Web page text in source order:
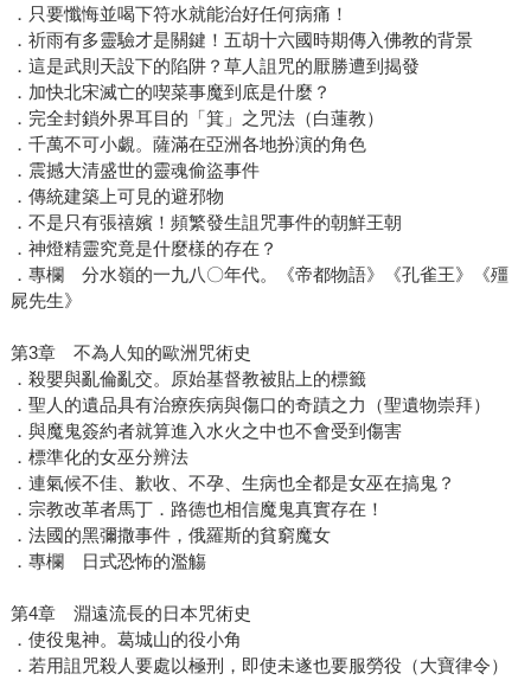
．只要懺悔並喝下符水就能治好任何病痛！
．祈雨有多靈驗才是關鍵！五胡十六國時期傳入佛教的背景
．這是武則天設下的陷阱？草人詛咒的厭勝遭到揭發
．加快北宋滅亡的喫菜事魔到底是什麼？
．完全封鎖外界耳目的「箕」之咒法（白蓮教）
．千萬不可小覷。薩滿在亞洲各地扮演的角色
．震撼大清盛世的靈魂偷盜事件
．傳統建築上可見的避邪物
．不是只有張禧嬪！頻繁發生詛咒事件的朝鮮王朝
．神燈精靈究竟是什麼樣的存在？
．專欄 分水嶺的一九八〇年代。《帝都物語》《孔雀王》《殭
屍先生》
第3章 不為人知的歐洲咒術史
．殺嬰與亂倫亂交。原始基督教被貼上的標籤
．聖人的遺品具有治療疾病與傷口的奇蹟之力（聖遺物崇拜）
．與魔鬼簽約者就算進入水火之中也不會受到傷害
．標準化的女巫分辨法
．連氣候不佳、歉收、不孕、生病也全都是女巫在搞鬼？
．宗教改革者馬丁．路德也相信魔鬼真實存在！
．法國的黑彌撒事件，俄羅斯的貧窮魔女
．專欄 日式恐怖的濫觴
第4章 淵遠流長的日本咒術史
．使役鬼神。葛城山的役小角
．若用詛咒殺人要處以極刑，即使未遂也要服勞役（大寶律令）